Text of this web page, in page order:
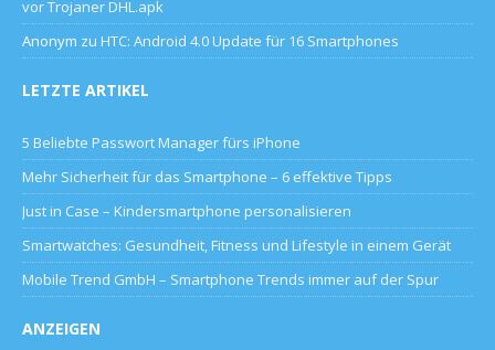
vor Trojaner DHL.apk
Anonym zu HTC: Android 4.0 Update für 16 Smartphones
LETZTE ARTIKEL
5 Beliebte Passwort Manager fürs iPhone
Mehr Sicherheit für das Smartphone – 6 effektive Tipps
Just in Case – Kindersmartphone personalisieren
Smartwatches: Gesundheit, Fitness und Lifestyle in einem Gerät
Mobile Trend GmbH – Smartphone Trends immer auf der Spur
ANZEIGEN